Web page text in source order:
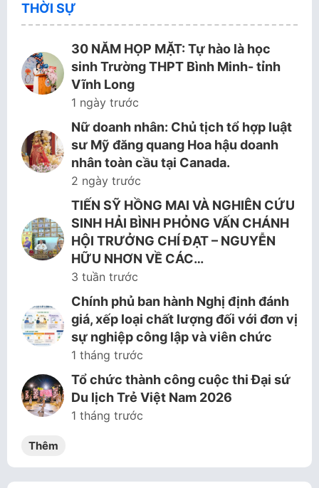
THỜI SỰ
30 NĂM HỌP MẶT: Tự hào là học
sinh Trường THPT Bình Minh- tỉnh
Vĩnh Long
1 ngày trước
Nữ doanh nhân: Chủ tịch tổ hợp luật
sư Mỹ đăng quang Hoa hậu doanh
nhân toàn cầu tại Canada.
2 ngày trước
TIẾN SỸ HỒNG MAI VÀ NGHIÊN CỨU
SINH HẢI BÌNH PHỎNG VẤN CHÁNH
HỘI TRƯỞNG CHÍ ĐẠT – NGUYỄN
HỮU NHƠN VỀ CÁC…
3 tuần trước
Chính phủ ban hành Nghị định đánh
giá, xếp loại chất lượng đối với đơn vị
sự nghiệp công lập và viên chức
1 tháng trước
Tổ chức thành công cuộc thi Đại sứ
Du lịch Trẻ Việt Nam 2026
1 tháng trước
Thêm